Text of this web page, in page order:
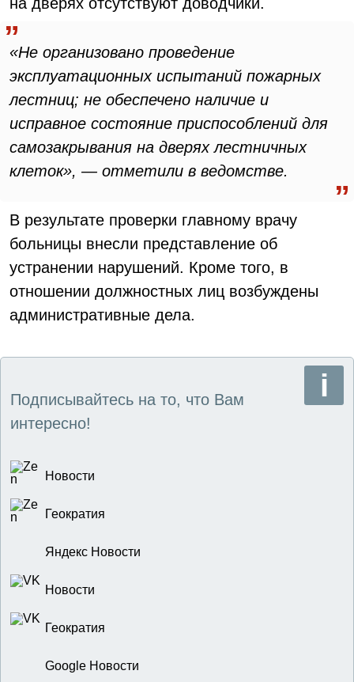
«Не организовано проведение
эксплуатационных испытаний пожарных
лестниц; не обеспечено наличие и
исправное состояние приспособлений для
самозакрывания на дверях лестничных
клеток», — отметили в ведомстве.
В результате проверки главному врачу
больницы внесли представление об
устранении нарушений. Кроме того, в
отношении должностных лиц возбуждены
административные дела.
Подписывайтесь на то, что Вам
интересно!
Новости
Геократия
Яндекс Новости
Новости
Геократия
Google Новости